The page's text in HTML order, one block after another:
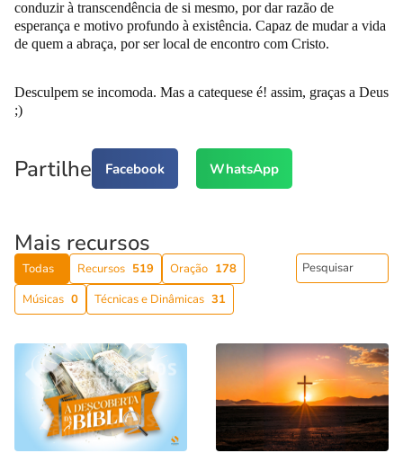
conduzir à transcendência de si mesmo, por dar razão de
esperança e motivo profundo à existência. Capaz de mudar a vida
de quem a abraça, por ser local de encontro com Cristo.
Desculpem se incomoda. Mas a catequese é! assim, graças a Deus
;)
Partilhe Facebook WhatsApp
Mais recursos
Todas Recursos 519 Oração 178
Músicas 0 Técnicas e Dinâmicas 31